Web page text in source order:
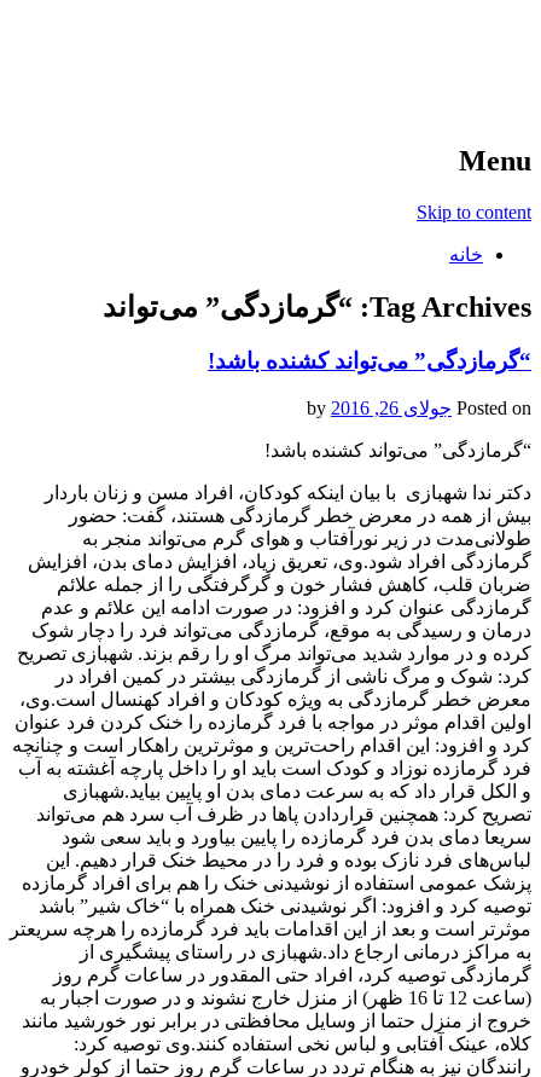
Menu
Skip to content
خانه
Tag Archives: “گرمازدگی” می‌تواند
“گرمازدگی” می‌تواند کشنده باشد!
Posted on جولای 26, 2016
“گرمازدگی” می‌تواند کشنده باشد!
دکتر ندا شهبازی با بیان اینکه کودکان، افراد مسن و زنان باردار
بیش از همه در معرض خطر گرمازدگی هستند، گفت: حضور
طولانی‌مدت در زیر نورآفتاب و هوای گرم می‌تواند منجر به
گرمازدگی افراد شود.وی، تعریق زیاد، افزایش دمای بدن، افزایش
ضربان قلب، کاهش فشار خون و گرگرفتگی را از جمله علائم
گرمازدگی عنوان کرد و افزود: در صورت ادامه این علائم و عدم
درمان و رسیدگی به موقع، گرمازدگی می‌تواند فرد را دچار شوک
کرده و در موارد شدید می‌تواند مرگ او را رقم بزند. شهبازی تصریح
کرد: شوک و مرگ ناشی از گرمازدگی بیشتر در کمین افراد در
معرض خطر گرمازدگی به ویژه کودکان و افراد کهنسال است.وی،
اولین اقدام موثر در مواجه با فرد گرمازده را خنک کردن فرد عنوان
کرد و افزود: این اقدام راحت‌ترین و موثرترین راهکار است و چنانچه
فرد گرمازده نوزاد و کودک است باید او را داخل پارچه آغشته به آب
و الکل قرار داد که به سرعت دمای بدن او پایین بیاید.شهبازی
تصریح کرد: همچنین قراردادن پاها در ظرف آب سرد هم می‌تواند
سریعا دمای بدن فرد گرمازده را پایین بیاورد و باید سعی شود
لباس‌های فرد نازک بوده و فرد را در محیط خنک قرار دهیم. این
پزشک عمومی استفاده از نوشیدنی خنک را هم برای افراد گرمازده
توصیه کرد و افزود: اگر نوشیدنی خنک همراه با “خاک شیر” باشد
موثرتر است و بعد از این اقدامات باید فرد گرمازده را هرچه سریعتر
به مراکز درمانی ارجاع داد.شهبازی در راستای پیشگیری از
گرمازدگی توصیه کرد، افراد حتی المقدور در ساعات گرم روز
(ساعت 12 تا 16 ظهر) از منزل خارج نشوند و در صورت اجبار به
خروج از منزل حتما از وسایل محافظتی در برابر نور خورشید مانند
کلاه، عینک آفتابی و لباس نخی استفاده کنند.وی توصیه کرد:
رانندگان نیز به هنگام تردد در ساعات گرم روز حتما از کولر خودرو